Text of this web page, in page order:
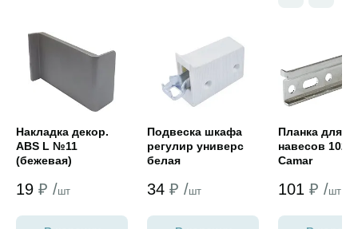
Накладка декор.
ABS L №11
(бежевая)
19 ₽ /шт
Подвеска шкафа
регулир универс
белая
34 ₽ /шт
Планка для
навесов
Camar
101 ₽ /шт